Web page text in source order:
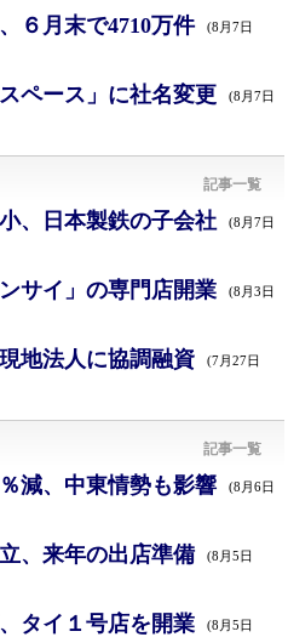
６月末で4710万件 (8月7日
ペース」に社名変更 (8月7日
記事一覧
、日本製鉄の子会社 (8月7日
サイ」の専門店開業 (8月3日
地法人に協調融資 (7月27日
記事一覧
減、中東情勢も影響 (8月6日
、来年の出店準備 (8月5日
タイ１号店を開業 (8月5日